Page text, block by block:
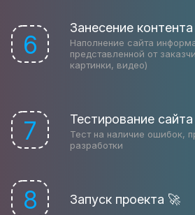
6
Занесение
Наполнение сайта
представленной от
картинки, видео)
7 Тестирование
Тест на наличие ошибок,
разработки
8 Запуск проекта 🚀